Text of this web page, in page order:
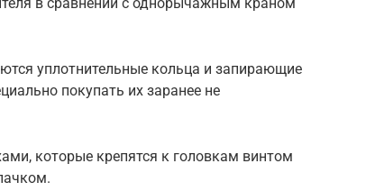
уплотнительные кольца и запирающие
покупать их заранее не
которые крепятся к головкам винтом